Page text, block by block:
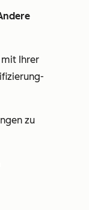
Ihrer
zu